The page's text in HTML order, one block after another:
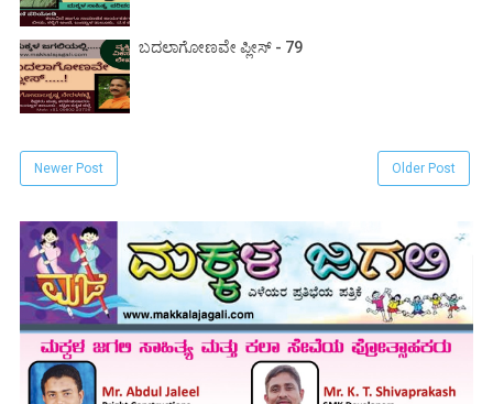
ಬದಲಾಗೋಣವೇ ಪ್ಲೀಸ್ - 79
Newer Post Older Post